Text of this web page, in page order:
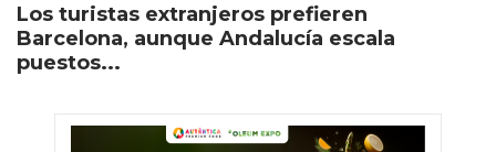
Los turistas extranjeros prefieren
Barcelona, aunque Andalucía escala
puestos...